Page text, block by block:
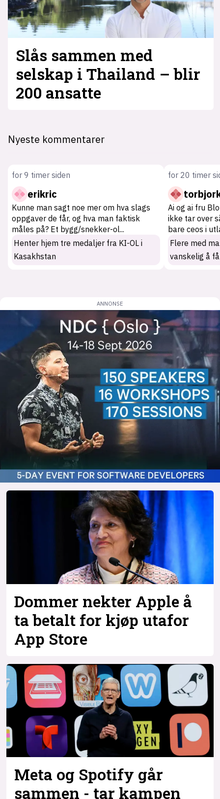
Slås sammen med
selskap i Thailand – blir
200 ansatte
Nyeste kommentarer
for 9 timer siden
erikric
Kunne man sagt noe mer om hva slags
oppgaver de får, og hva man faktisk
måles på? Et bygg/snekker-ol...
Henter hjem tre medaljer fra KI-OL i
Kasakhstan
for 20 timer
Ai og ai fru
ikke tar over
bare ceos i
Flere med
vanskelig å
Dommer nekter Apple å
ta betalt for kjøp utafor
App Store
Meta og Spotify går
sammen - tar kampen